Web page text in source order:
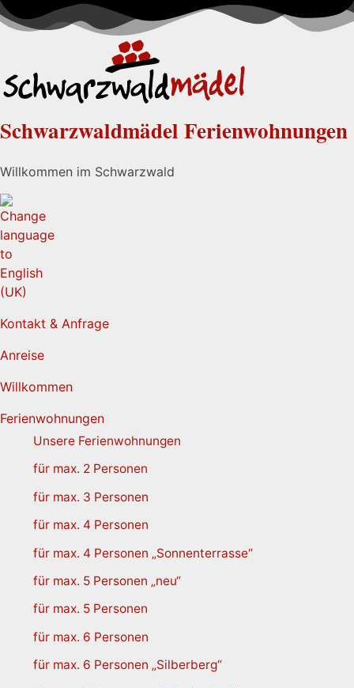
Schwarzwaldmädel Ferienwohnungen
Willkommen im Schwarzwald
Kontakt & Anfrage
Anreise
Willkommen
Ferienwohnungen
Unsere Ferienwohnungen
für max. 2 Personen
für max. 3 Personen
für max. 4 Personen
für max. 4 Personen „Sonnenterrasse“
für max. 5 Personen „neu“
für max. 5 Personen
für max. 6 Personen
für max. 6 Personen „Silberberg“